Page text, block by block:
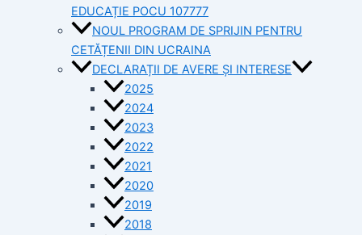
EDUCAȚIE POCU 107777
NOUL PROGRAM DE SPRIJIN PENTRU
CETĂȚENII DIN UCRAINA
DECLARAȚII DE AVERE ȘI INTERESE
2025
2024
2023
2022
2021
2020
2019
2018